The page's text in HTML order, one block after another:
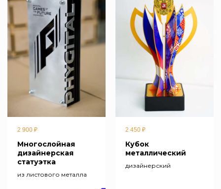
2 900 ₽
Многослойная
дизайнерская
статуэтка
из листового металла
2 450 ₽
Кубок
металлический
дизайнерский